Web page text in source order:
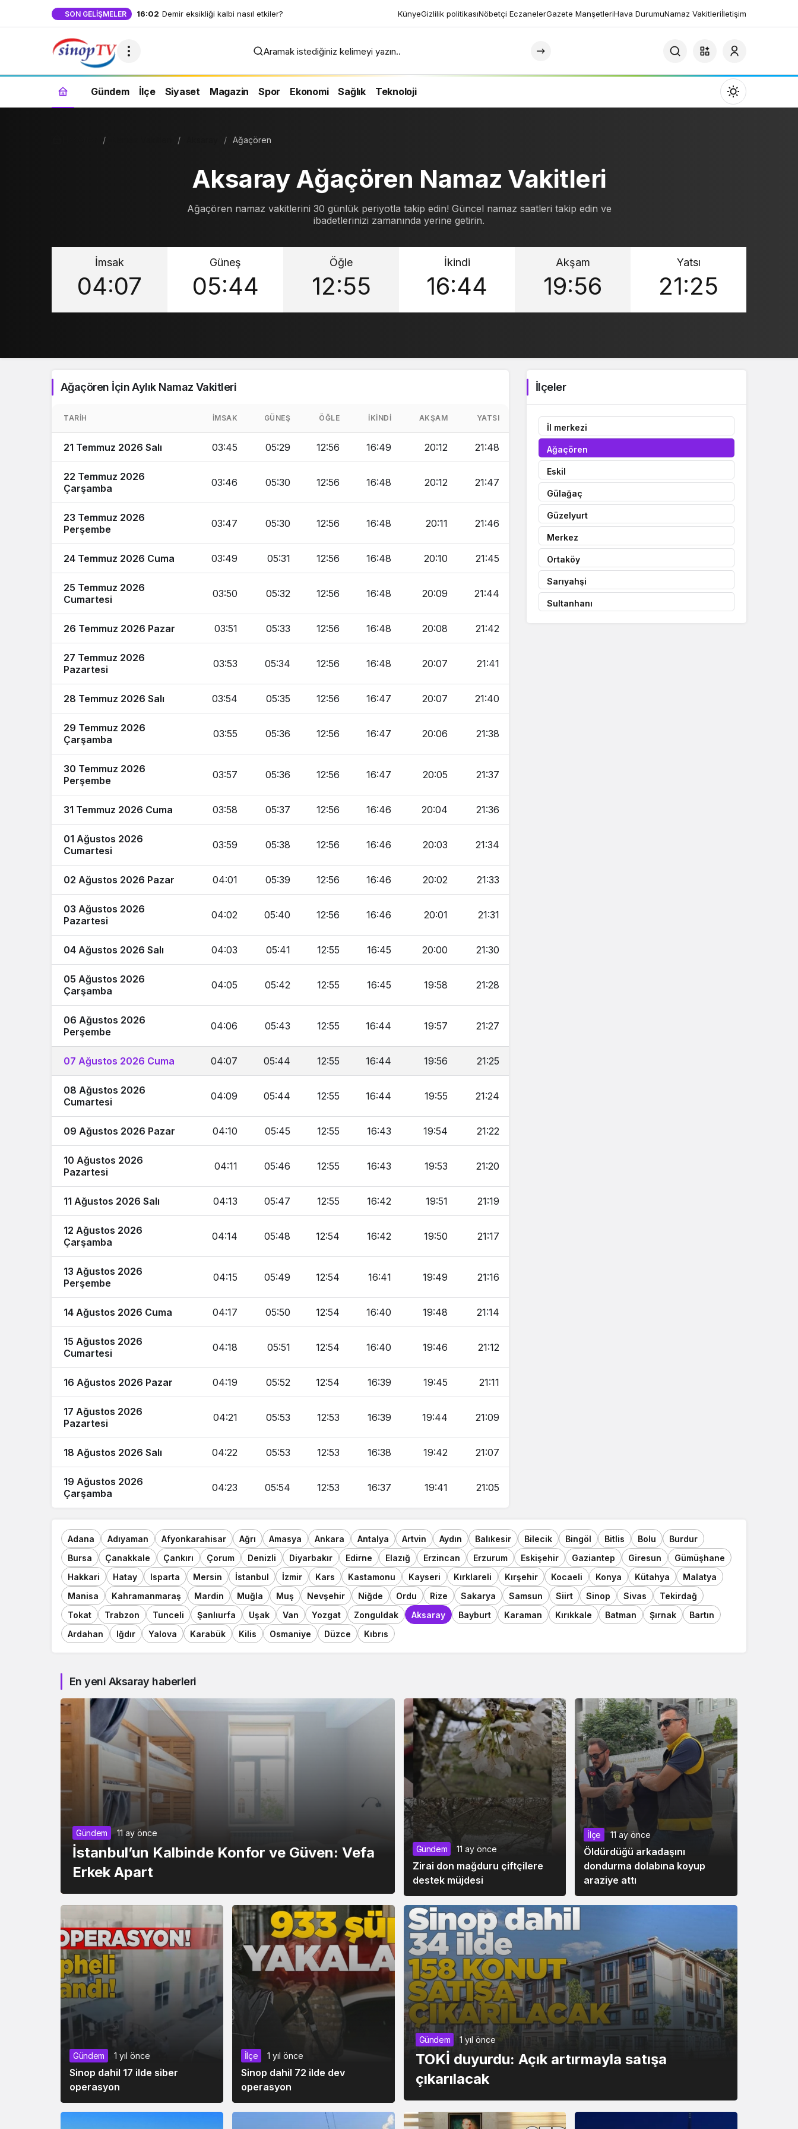
SON GELIŞMELER 16:02 Demir eksikliği kalbi nasıl etkiler? KünyeGizlilik politikasıNöbetçi EczanelerGazete ManşetleriHava DurumuNamaz Vakitleriİletişim
Aramak istediğiniz kelimeyi yazın..
Gündem İlçe Siyaset Magazin Spor Ekonomi Sağlık Teknoloji
Mod
değiştir
Sistem Modu
Sistem modunu seçin.
Ağaçören
Aksaray Ağaçören Namaz Vakitleri
Ağaçören namaz vakitlerini 30 günlük periyotla takip edin! Güncel namaz saatleri takip edin ve
ibadetlerinizi zamanında yerine getirin.
İmsak
04:07
Güneş
05:44
Öğle
12:55
İkindi
16:44
Akşam
19:56
Yatsı
21:25
Ağaçören İçin Aylık Namaz Vakitleri
TARIH İMSAK GÜNEŞ ÖĞLE İKINDI AKŞAM YATSI
21 Temmuz 2026 Salı 03:45 05:29 12:56 16:49 20:12 21:48
22 Temmuz 2026
Çarşamba
03:46 05:30 12:56 16:48 20:12 21:47
23 Temmuz 2026
Perşembe
03:47 05:30 12:56 16:48 20:11 21:46
24 Temmuz 2026 Cuma 03:49 05:31 12:56 16:48 20:10 21:45
25 Temmuz 2026
Cumartesi
03:50 05:32 12:56 16:48 20:09 21:44
26 Temmuz 2026 Pazar 03:51 05:33 12:56 16:48 20:08 21:42
27 Temmuz 2026
Pazartesi
03:53 05:34 12:56 16:48 20:07 21:41
28 Temmuz 2026 Salı 03:54 05:35 12:56 16:47 20:07 21:40
29 Temmuz 2026
Çarşamba
03:55 05:36 12:56 16:47 20:06 21:38
30 Temmuz 2026
Perşembe
03:57 05:36 12:56 16:47 20:05 21:37
31 Temmuz 2026 Cuma 03:58 05:37 12:56 16:46 20:04 21:36
01 Ağustos 2026
Cumartesi
03:59 05:38 12:56 16:46 20:03 21:34
02 Ağustos 2026 Pazar 04:01 05:39 12:56 16:46 20:02 21:33
03 Ağustos 2026
Pazartesi
04:02 05:40 12:56 16:46 20:01 21:31
04 Ağustos 2026 Salı 04:03 05:41 12:55 16:45 20:00 21:30
05 Ağustos 2026
Çarşamba
04:05 05:42 12:55 16:45 19:58 21:28
06 Ağustos 2026
Perşembe
04:06 05:43 12:55 16:44 19:57 21:27
07 Ağustos 2026 Cuma 04:07 05:44 12:55 16:44 19:56 21:25
08 Ağustos 2026
Cumartesi
04:09 05:44 12:55 16:44 19:55 21:24
09 Ağustos 2026 Pazar 04:10 05:45 12:55 16:43 19:54 21:22
10 Ağustos 2026
Pazartesi
04:11 05:46 12:55 16:43 19:53 21:20
11 Ağustos 2026 Salı 04:13 05:47 12:55 16:42 19:51 21:19
12 Ağustos 2026
Çarşamba
04:14 05:48 12:54 16:42 19:50 21:17
13 Ağustos 2026
Perşembe
04:15 05:49 12:54 16:41 19:49 21:16
14 Ağustos 2026 Cuma 04:17 05:50 12:54 16:40 19:48 21:14
15 Ağustos 2026
Cumartesi
04:18 05:51 12:54 16:40 19:46 21:12
16 Ağustos 2026 Pazar 04:19 05:52 12:54 16:39 19:45 21:11
17 Ağustos 2026
Pazartesi
04:21 05:53 12:53 16:39 19:44 21:09
18 Ağustos 2026 Salı 04:22 05:53 12:53 16:38 19:42 21:07
19 Ağustos 2026
Çarşamba
04:23 05:54 12:53 16:37 19:41 21:05
İlçeler
İl merkezi
Ağaçören
Eskil
Gülağaç
Güzelyurt
Merkez
Ortaköy
Sarıyahşi
Sultanhanı
Adana Adıyaman Afyonkarahisar Ağrı Amasya Ankara Antalya Artvin Aydın Balıkesir Bilecik Bingöl Bitlis Bolu
Burdur
Bursa
Çanakkale Çankırı Çorum Denizli Diyarbakır Edirne Elazığ Erzincan Erzurum Eskişehir Gaziantep Giresun
Gümüşhane
Hakkari
Hatay Isparta Mersin İstanbul İzmir Kars Kastamonu Kayseri Kırklareli Kırşehir Kocaeli Konya Kütahya
Malatya
Manisa
Kahramanmaraş Mardin Muğla Muş Nevşehir Niğde Ordu Rize Sakarya Samsun Siirt Sinop Sivas
Tekirdağ
Tokat
Trabzon Tunceli Şanlıurfa Uşak Van Yozgat Zonguldak Aksaray Bayburt Karaman Kırıkkale Batman Şırnak
Bartın
Ardahan
Iğdır Yalova Karabük Kilis Osmaniye Düzce Kıbrıs
En yeni Aksaray haberleri
Gündem 11 ay önce
İstanbul’un Kalbinde Konfor ve Güven: Vefa
Erkek Apart
Gündem 11 ay önce
Zirai don mağduru çiftçilere
destek müjdesi
İlçe 11 ay önce
Öldürdüğü arkadaşını
dondurma dolabına koyup
araziye attı
Gündem 1 yıl önce
Sinop dahil 17 ilde siber
operasyon
İlçe 1 yıl önce
Sinop dahil 72 ilde dev
operasyon
Gündem 1 yıl önce
TOKİ duyurdu: Açık artırmayla satışa
çıkarılacak